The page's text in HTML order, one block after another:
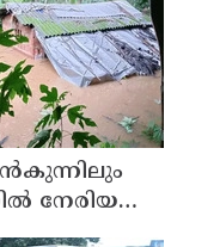
നേരിയ
മാറ്റി